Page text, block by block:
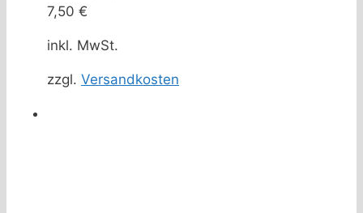
7,50 €
inkl. MwSt.
zzgl. Versandkosten